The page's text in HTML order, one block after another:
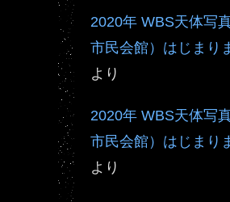
2020年 WBS天体写
市民会館）はじまり
より
2020年 WBS天体写
市民会館）はじまり
より